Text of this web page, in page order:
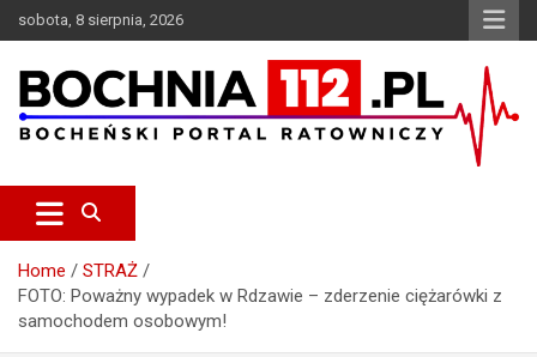
k
o
t
sobota, 8 sierpnia, 2026
BOCHNIA112.pl
Home
STRAŻ
FOTO: Poważny wypadek w Rdzawie – zderzenie ciężarówki z
samochodem osobowym!